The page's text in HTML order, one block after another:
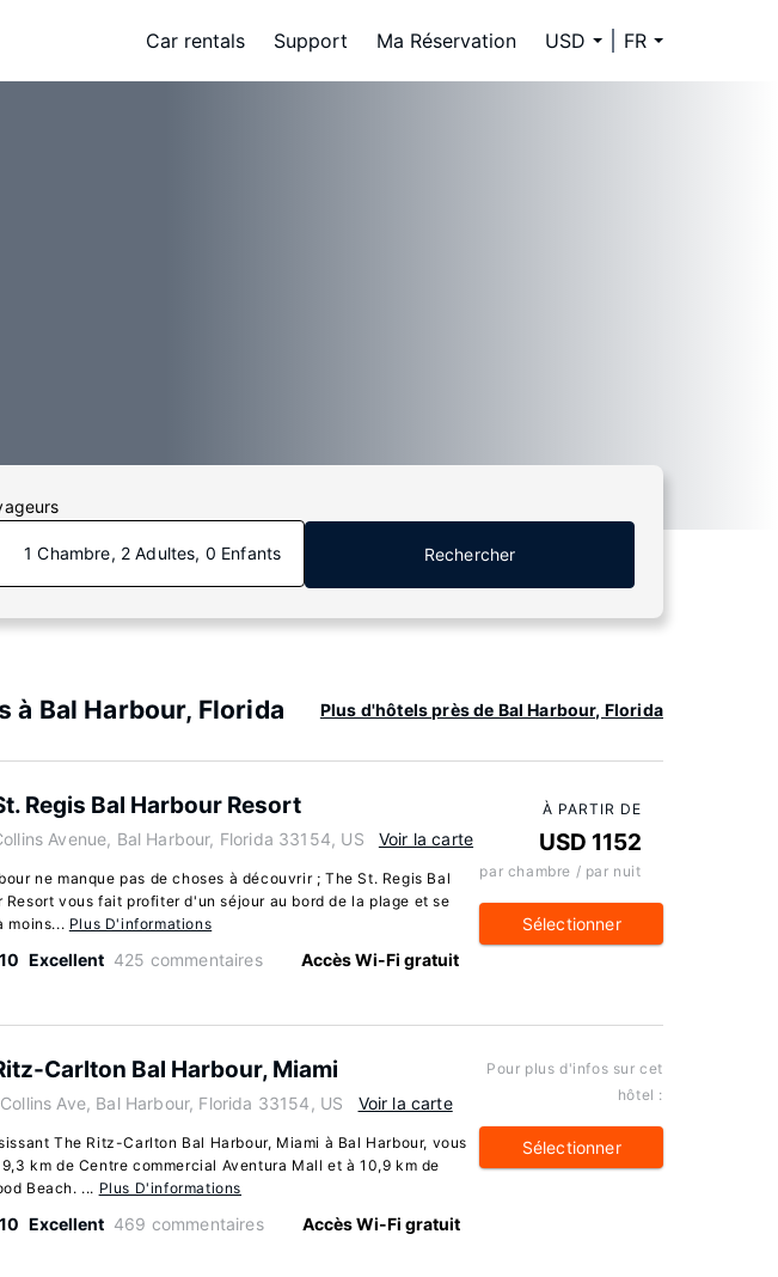
Car rentals Support Ma Réservation USD FR
1 Chambre, 2 Adultes, 0 Enfants Rechercher
à Bal Harbour, Florida Plus d'hôtels près de Bal Harbour, Florida
Regis Bal Harbour Resort
Avenue, Bal Harbour, Florida 33154, US Voir la carte
ne manque pas de choses à découvrir ; The St. Regis Bal
Resort vous fait profiter d'un séjour au bord de la plage et se
moins... Plus D'informations
Excellent 425 commentaires Accès Wi-Fi gratuit
À PARTIR DE
USD 1152
par chambre / par nuit
Sélectionner
Carlton Bal Harbour, Miami
Ave, Bal Harbour, Florida 33154, US Voir la carte
The Ritz-Carlton Bal Harbour, Miami à Bal Harbour, vous
km de Centre commercial Aventura Mall et à 10,9 km de
Beach. ... Plus D'informations
Excellent 469 commentaires Accès Wi-Fi gratuit
Pour plus d'infos sur cet
hôtel :
Sélectionner